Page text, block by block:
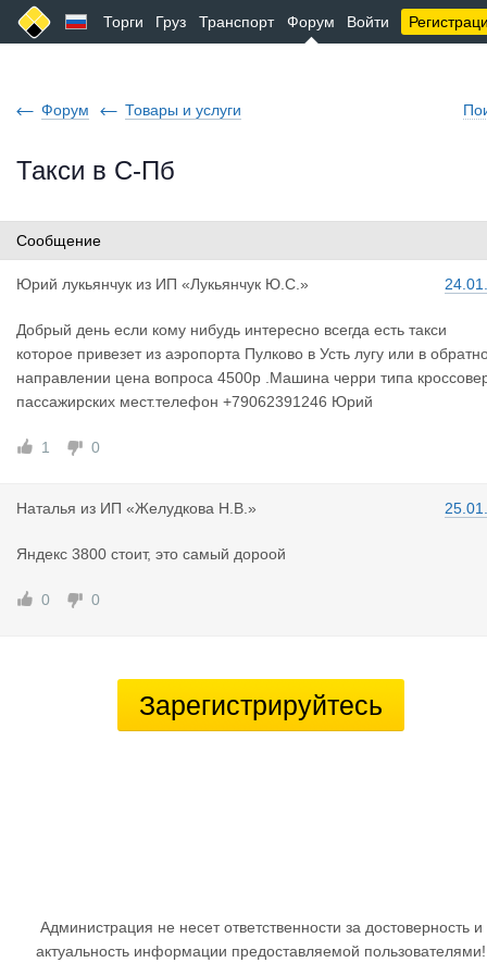
Торги Груз Транспорт Форум Войти
Форум Товары и услуги
Такси в С-Пб
Сообщение
Юрий лукьянчук из ИП «Лукьянчук Ю.С.»
Добрый день если кому нибудь интересно всегда есть такси
которое привезет из аэропорта Пулково в Усть лугу или в
направлении цена вопроса 4500р .Машина черри типа
пассажирских мест.телефон +79062391246 Юрий
1 0
Наталья из ИП «Желудкова Н.В.»
Яндекс 3800 стоит, это самый дороой
0 0
Зарегистрируйтесь
Администрация не несет ответственности за достоверность и
актуальность информации предоставляемой пользователями!